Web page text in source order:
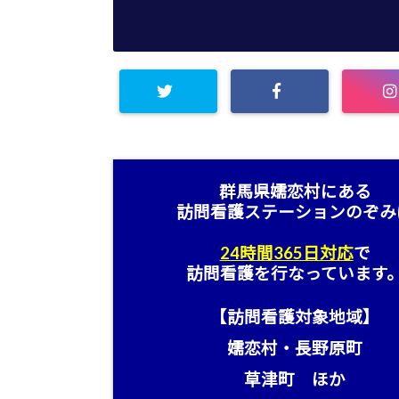
群馬県嬬恋村にある
訪問看護ステーションのぞ
24時間365日対応で
訪問看護を行なっています
【訪問看護対象地域】
嬬恋村・長野原町
草津町 ほか